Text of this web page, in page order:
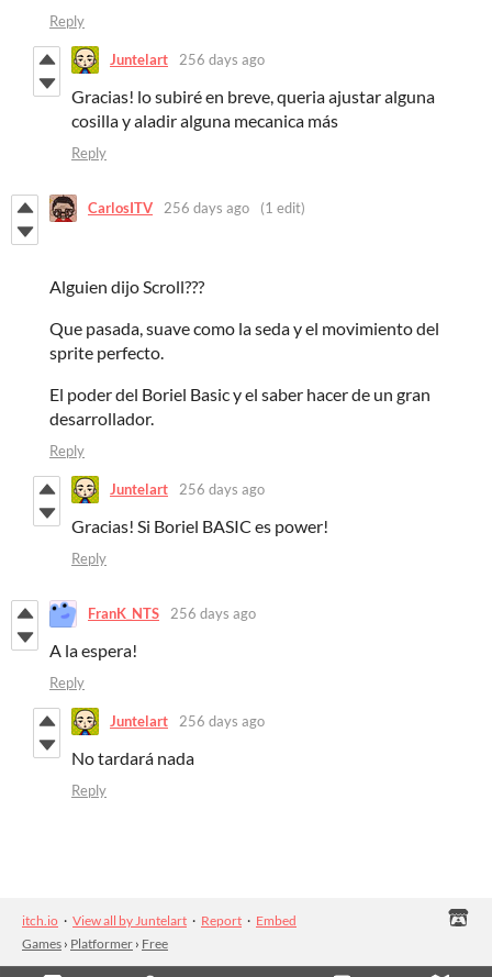
Reply
Juntelart 256 days ago
Gracias! lo subiré en breve, queria ajustar alguna
cosilla y aladir alguna mecanica más
Reply
CarlosITV 256 days ago (1 edit)
Alguien dijo Scroll???
Que pasada, suave como la seda y el movimiento del
sprite perfecto.
El poder del Boriel Basic y el saber hacer de un gran
desarrollador.
Reply
Juntelart 256 days ago
Gracias! Si Boriel BASIC es power!
Reply
FranK_NTS 256 days ago
A la espera!
Reply
Juntelart 256 days ago
No tardará nada
Reply
itch.io · View all by Juntelart · Report · Embed
Games › Platformer › Free